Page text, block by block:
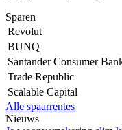
Sparen
Revolut
BUNQ
Santander Consumer
Trade Republic
Scalable Capital
Alle spaarrentes
Nieuws